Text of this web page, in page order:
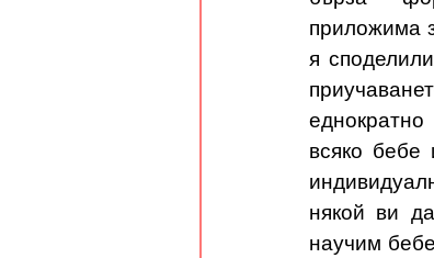
приложима
я
всяко бебе
някой ви
научим